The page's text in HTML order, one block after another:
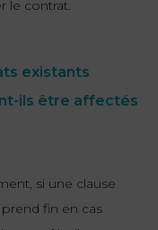
le contrat.
existants
ils être affectés
si une clause
fin en cas